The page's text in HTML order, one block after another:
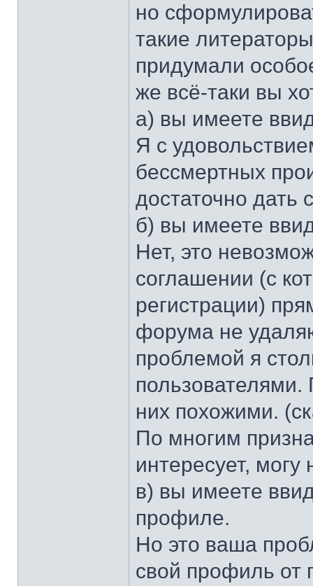
но
такие
придумали
же всё-таки вы
а) вы имеете
Я с
бессмертных
достаточно дать
б) вы имеете
Нет, это
соглашении (с
регистрации)
форума не
проблемой я
них похожими.
По многим
интересует, могу
в) вы имеете
профиле.
Но это ваша
свой профиль от